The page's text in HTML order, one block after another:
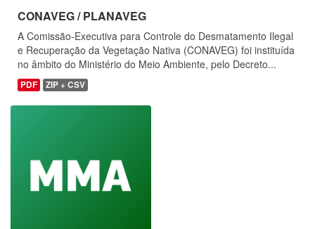
CONAVEG / PLANAVEG
A Comissão-Executiva para Controle do Desmatamento Ilegal
e Recuperação da Vegetação Nativa (CONAVEG) foi instituída
no âmbito do Ministério do Meio Ambiente, pelo Decreto...
PDF ZIP + CSV